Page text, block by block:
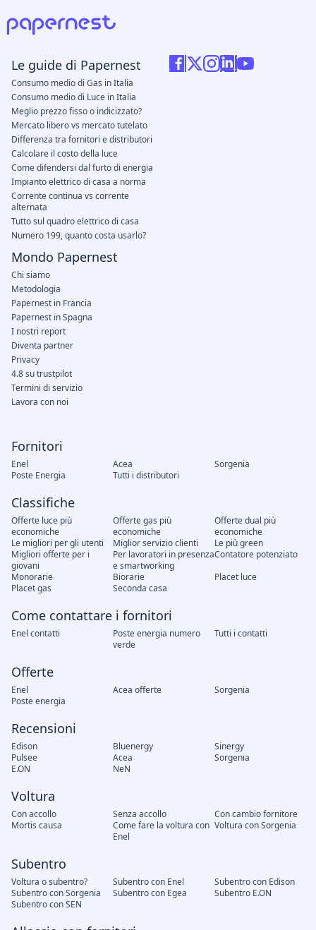
Fornitori
Enel Acea
Sorgenia
Poste Energia
Tutti i distributori
Classifiche
Offerte luce più
economiche
Offerte gas più
economiche
Offerte dual più
economiche
Le migliori per gli utenti
Miglior servizio clienti
Le più green
Migliori offerte per i
giovani
Per lavoratori in presenza
e smartworking
Contatore potenziato
Monorarie
Biorarie
Placet luce
Placet gas
Seconda casa
Come contattare i fornitori
Enel contatti
Poste energia numero
verde
Tutti i contatti
Offerte
Enel Acea offerte
Sorgenia
Poste energia
Recensioni
Edison Bluenergy
Sinergy
Pulsee
Acea
Sorgenia
E.ON
NeN
Voltura
Con accollo Senza accollo
Con cambio fornitore
Mortis causa
Come fare la voltura con
Enel
Voltura con Sorgenia
Subentro
Voltura o subentro? Subentro con Enel
Subentro con Edison
Subentro con Sorgenia
Subentro con Egea
Subentro E.ON
Subentro con SEN
Le guide di Papernest
Consumo medio di Gas in Italia
Consumo medio di Luce in Italia
Meglio prezzo fisso o indicizzato?
Mercato libero vs mercato tutelato
Differenza tra fornitori e distributori
Calcolare il costo della luce
Come difendersi dal furto di energia
Impianto elettrico di casa a norma
Corrente continua vs corrente
alternata
Tutto sul quadro elettrico di casa
Numero 199, quanto costa usarlo?
Mondo Papernest
Chi siamo
Metodologia
Papernest in Francia
Papernest in Spagna
I nostri report
Diventa partner
Privacy
4.8 su trustpilot
Termini di servizio
Lavora con noi